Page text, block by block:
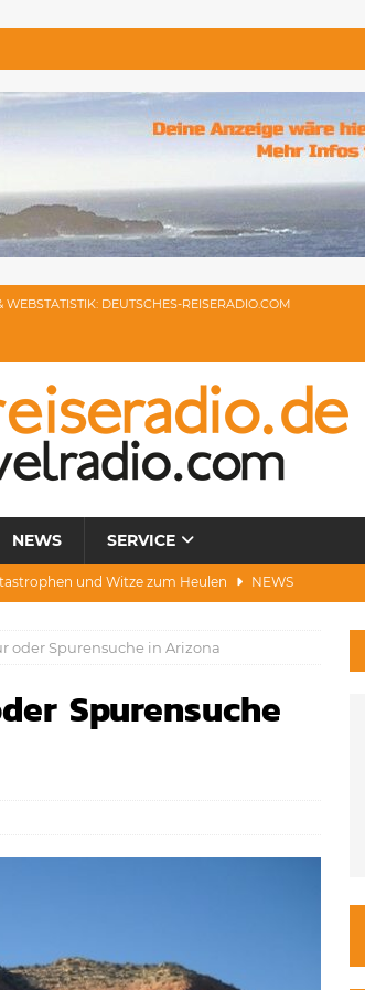
WEBSTATISTIK: DEUTSCHES-REISERADIO.COM
NEWS SERVICE
und Witze zum Heulen NEWS
Politik, Protest & Warnung NEWS
Scooter, Brände, Baustellen NEWS
Cool, Wasser & „Flug”-Hunde
oder Spurensuche in Arizona
Spurensuche